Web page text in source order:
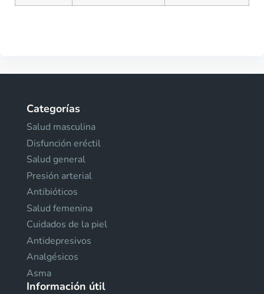
Categorías
Salud masculina
Disfunción eréctil
Salud general
Presión arterial
Antibióticos
Salud femenina
Cuidados de la piel
Antidepresivos
Analgésicos
Asma
Información útil